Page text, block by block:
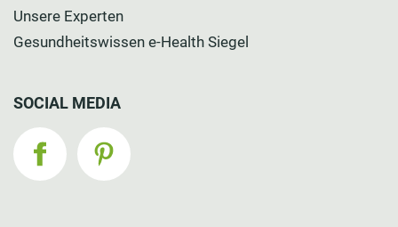
Unsere Experten
Gesundheitswissen e-Health Siegel
SOCIAL MEDIA